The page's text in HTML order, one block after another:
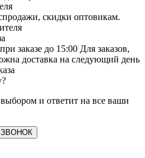
скидки оптовикам.
заказе до 15:00 Для заказов,
доставка на следующий день
и ответит на все ваши